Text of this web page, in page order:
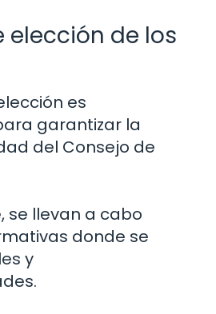
elección de los
es
garantizar la
del Consejo de
se llevan a cabo
donde se
y